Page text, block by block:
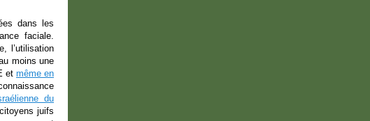
dans les
faciale.
l’utilisation
moins une
et même en
du
juifs